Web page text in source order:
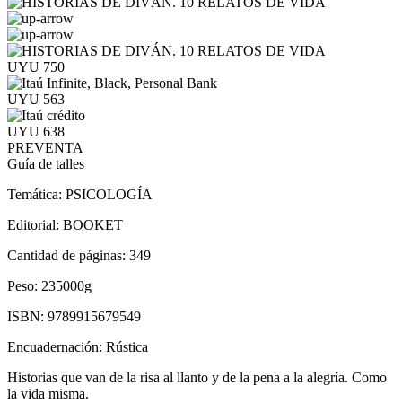
UYU 750
UYU 563
UYU 638
PREVENTA
Guía de talles
Temática: PSICOLOGÍA
Editorial: BOOKET
Cantidad de páginas: 349
Peso: 235000g
ISBN: 9789915679549
Encuadernación: Rústica
Historias que van de la risa al llanto y de la pena a la alegría. Como
la vida misma.